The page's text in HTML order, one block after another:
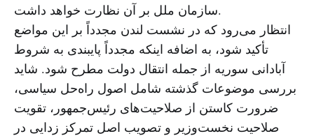
سازمان ملل بر آن نظارت خواهد داشت.
انتظار می‌رود که در نشست لندن مجدداً بر این مواضع
تأکید شود، به اضافه اینکه مجدداً پایبندی به شروط
آبادانی سوریه از جمله انتقال دولت مطرح شود. شاید
بررسی موضوعات گذشته شامل اصول راه‌حل سیاسی،
ضرورت کاستن از صلاحیت‌های رئیس‌جمهور، تقویت
صلاحیت نخست‌وزیر و تصویب اصل تمرکز زدایی در